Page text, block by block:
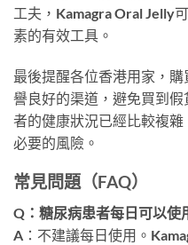
工夫，Kamagra Oral Jelly
素的有效工具。
最後提醒各位香港用家，
譽良好的渠道，避免買到
者的健康狀況已經比較複
必要的風險。
常見問題（FAQ）
Q：糖尿病患者每日可以使
A：不建議每日使用。